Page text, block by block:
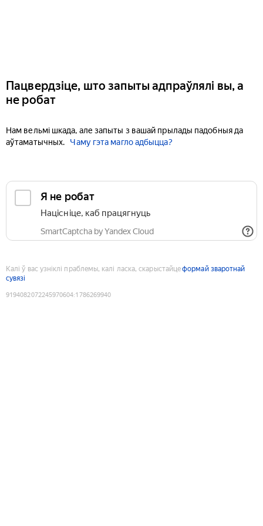
Пацвердзіце, што запыты адпраўлялі вы, а
не робат
Нам вельмі шкада, але запыты з вашай прылады падобныя да
аўтаматычных.
Чаму гэта магло адбыцца?
Я не робат
Націсніце, каб працягнуць
SmartCaptcha by Yandex Cloud
Калі ў вас узніклі праблемы, калі ласка, скарыстайцеформай зваротнай
сувязі
9194082072245970604:1786269940